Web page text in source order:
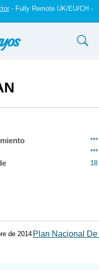
- Fully Remote UK/EU/CH -
***
***
de 2014 Plan Nacional